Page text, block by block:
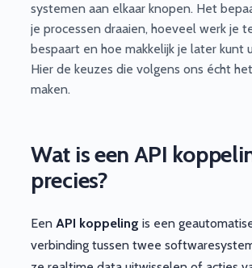
systemen aan elkaar knopen. Het
je processen draaien, hoeveel werk je
bespaart en hoe makkelijk je later kunt
Hier de keuzes die volgens ons écht
maken.
Wat is een API
precies?
Een API koppeling is een
verbinding tussen twee